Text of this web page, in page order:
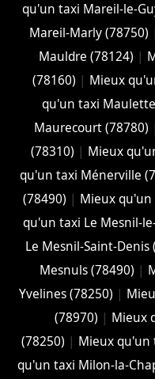
qu'un taxi Mareil-le-
Mareil-Marly (78750)
Mauldre (78124) |
(78160) | Mieux
qu'un taxi
Maurecourt (78780)
(78310) | Mieux
qu'un taxi Ménerville
(78490) | Mieux
qu'un taxi Le Mesnil-
Le Mesnil-Saint-Denis
Mesnuls (78490) |
Yvelines (78250) |
(78970) | Mieux
(78250) | Mieux qu'un
qu'un taxi Milon-la-